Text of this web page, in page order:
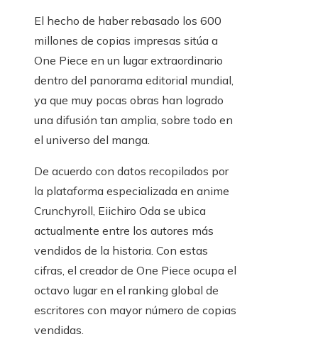
El hecho de haber rebasado los 600
millones de copias impresas sitúa a
One Piece en un lugar extraordinario
dentro del panorama editorial mundial,
ya que muy pocas obras han logrado
una difusión tan amplia, sobre todo en
el universo del manga.
De acuerdo con datos recopilados por
la plataforma especializada en anime
Crunchyroll, Eiichiro Oda se ubica
actualmente entre los autores más
vendidos de la historia. Con estas
cifras, el creador de One Piece ocupa el
octavo lugar en el ranking global de
escritores con mayor número de copias
vendidas.